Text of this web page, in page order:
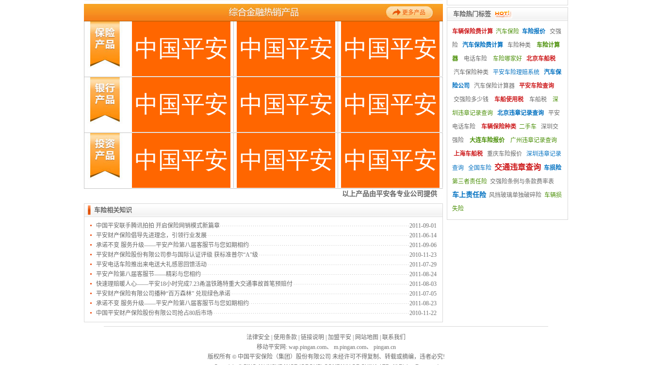
车险热门标签
车辆保险费计算 汽车保险 车险报价
交强
险
汽车保险费计算 车险种类
车险计算
器
电话车险 车险哪家好
北京车船税
汽车保险种类
平安车险理赔系统
汽车保
险公司
汽车保险计算器
平安车险查询
交强险多少钱
车船使用税 车船税
深
圳违章记录查询
北京违章记录查询
平安
电话车险
车辆保险种类 二手车
深圳交
强险
大连车险报价
广州违章记录查询
上海车船税
重庆车险报价 深圳违章记录
查询 全国车险 交通违章查询 车损险
第三者责任险 交强险条例与条款费率表
车上责任险 风挡玻璃单独破碎险 车辆损
失险
车险相关知识
中国平安联手腾讯拍拍 开启保险网销模式新篇章
2011-09-01
平安财产保险倡导先进理念，引领行业发展
2011-06-14
承诺不变 服务升级——平安产险第八届客服节与您如期相约
2011-09-06
平安财产保险股份有限公司参与国际认证评级 获标准普尔“A”级
2010-11-23
平安电话车险推出来电送大礼感恩回馈活动
2011-07-29
平安产险第八届客服节——精彩与您相约
2011-08-24
快速理赔暖人心——平安18小时完成7.23甬温铁路特重大交通事故首笔预赔付
2011-08-03
平安财产保险有限公司播种“百万森林” 兑现绿色承诺
2011-07-05
承诺不变 服务升级——平安产险第八届客服节与您如期相约
2011-08-23
中国平安财产保险股份有限公司抢占80后市场
2010-11-22
法律安全 使用条款 链接说明 加盟平安 网站地图
联系我们
移动平安网 : wap.pingan.com、 m.pingan.com、 pingan.cn
版权所有 ©中国平安保险（集团）股份有限公司 未经许可不得复制、转载或摘编，违者必究!